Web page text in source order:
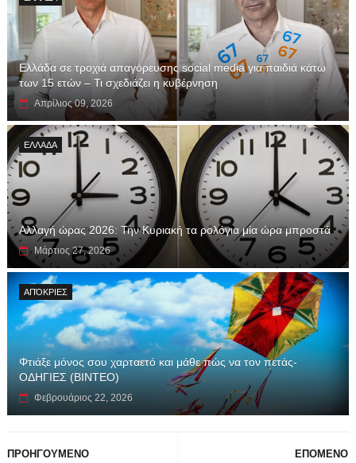
Ελλάδα σε τροχιά απαγόρευσης social media για παιδιά κάτω
των 15 ετών – Τι σχεδιάζει η κυβέρνηση
Απρίλιος 09, 2026
ΕΛΛΑΔΑ
Αλλαγή ώρας 2026: Την Κυριακή τα ρολόγια μία ώρα μπροστά
Μάρτιος 27, 2026
ΑΠΌΚΡΙΕΣ
Φτιάξε μόνος σου χαρταετό και μάθε πώς να τον πετάς-
ΟΔΗΓΙΕΣ (ΒΙΝΤΕΟ)
Φεβρουάριος 22, 2026
ΕΠΟΜΕΝΟ
ΠΡΟΗΓΟΥΜΕΝΟ